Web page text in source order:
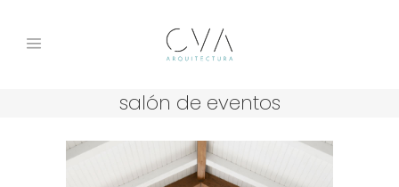
salón de eventos